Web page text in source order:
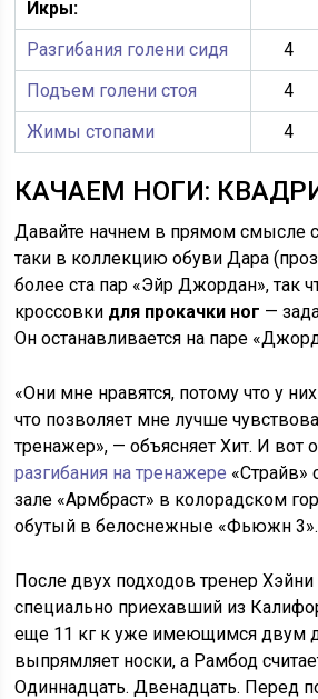
Икры:
Разгибания голени сидя
4
Подъем голени стоя
4
Жимы стопами
4
КАЧАЕМ НОГИ:
Давайте начнем в прямом смысле
таки в коллекцию обуви Дара
более ста пар «Эйр Джордан», так
кроссовки для прокачки ног —
Он останавливается на паре
«Они мне нравятся, потому что у
что позволяет мне лучше
тренажер», — объясняет Хит. И вот
разгибания на тренажере «Страйв»
зале «Армбраст» в колорадском
обутый в белоснежные «Фьюжн 3».
После двух подходов тренер
специально приехавший из
еще 11 кг к уже имеющимся двум
выпрямляет носки, а Рамбод
Одиннадцать. Двенадцать. Перед